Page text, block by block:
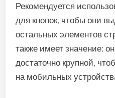
Рекомендуется
для кнопок, чтобы они
остальных элементов
также имеет значение:
достаточно крупной,
на мобильных